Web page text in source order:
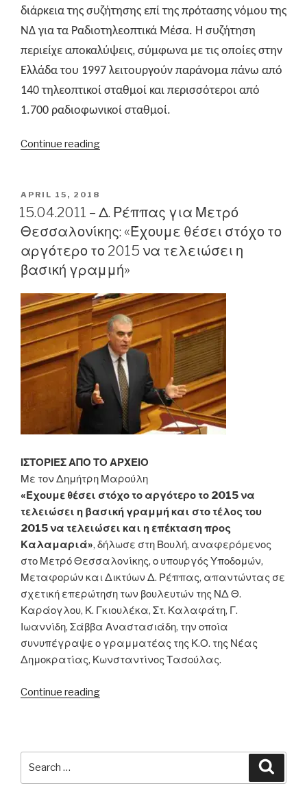
διάρκεια της συζήτησης επί της πρότασης νόμου της
ΝΔ για τα Ραδιοτηλεοπτικά Μέσα. Η συζήτηση
περιείχε αποκαλύψεις, σύμφωνα με τις οποίες στην
Ελλάδα του 1997 λειτουργούν παράνομα πάνω από
140 τηλεοπτικοί σταθμοί και περισσότεροι από
1.700 ραδιοφωνικοί σταθμοί.
Continue reading“Δ.
προσφέρεται
κοινό»
τα
περισσότερα
τηλεοπτικά
προγράμματα…”
POSTED
ON
APRIL 15, 2018
15.04.2011 – Δ. Ρέππας για Μετρό
Θεσσαλονίκης: «Έχουμε θέσει στόχο το
αργότερο το 2015 να τελειώσει η
βασική γραμμή»
ΙΣΤΟΡΙΕΣ ΑΠΟ ΤΟ ΑΡΧΕΙΟ
Με τον Δημήτρη Μαρούλη
«Έχουμε θέσει στόχο το αργότερο το 2015 να
τελειώσει η βασική γραμμή και στο τέλος του
2015 να τελειώσει και η επέκταση προς
Καλαμαριά», δήλωσε στη Βουλή, αναφερόμενος
στο Μετρό Θεσσαλονίκης, ο υπουργός Υποδομών,
Μεταφορών και Δικτύων Δ. Ρέππας, απαντώντας σε
σχετική επερώτηση των βουλευτών της ΝΔ Θ.
Καράογλου, Κ. Γκιουλέκα, Στ. Καλαφάτη, Γ.
Ιωαννίδη, Σάββα Αναστασιάδη, την οποία
συνυπέγραψε ο γραμματέας της Κ.Ο. της Νέας
Δημοκρατίας, Κωνσταντίνος Τασούλας.
Continue reading“15.04.2011